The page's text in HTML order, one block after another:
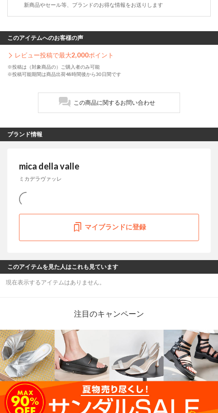
新商品やセール等、ブランドのお得な情報をお送りします
このアイテムへのお客様の声
レビュー投稿で最大2,000ポイント
※投稿は（対象商品の）ご購入者のみ可能
※投稿可能期間は商品出荷48時間後から30日間です
この商品に関するお問い合わせ
ブランド情報
mica della valle
ミカデラヴァッレ
マイブランドに登録
このアイテムを見た人はこれも見ています
現在表示するアイテムはありません。
注目のキャンペーン